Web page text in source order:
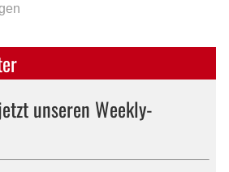
unseren Weekly-